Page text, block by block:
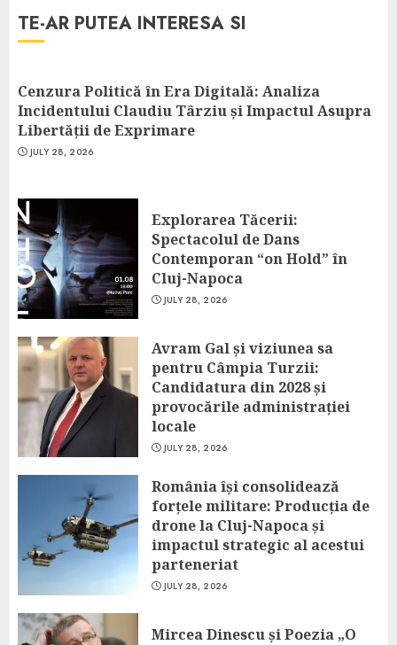
TE-AR PUTEA INTERESA SI
Cenzura Politică în Era Digitală: Analiza
Incidentului Claudiu Târziu și Impactul Asupra
Libertății de Exprimare
JULY 28, 2026
Explorarea Tăcerii:
Spectacolul de Dans
Contemporan “on Hold” în
Cluj-Napoca
JULY 28, 2026
Avram Gal și viziunea sa
pentru Câmpia Turzii:
Candidatura din 2028 și
provocările administrației
locale
JULY 28, 2026
România își consolidează
forțele militare: Producția de
drone la Cluj-Napoca și
impactul strategic al acestui
parteneriat
JULY 28, 2026
Mircea Dinescu și Poezia „O